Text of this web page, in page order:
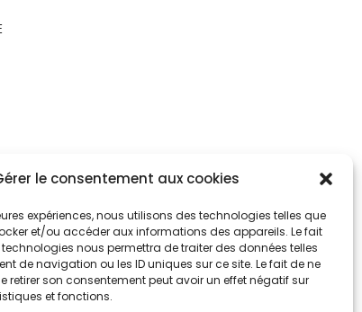
le consentement aux cookies
expériences, nous utilisons des technologies telles que
et/ou accéder aux informations des appareils. Le fait
nous permettra de traiter des données telles
de navigation ou les ID uniques sur ce site. Le fait de ne
retirer son consentement peut avoir un effet négatif sur
et fonctions.